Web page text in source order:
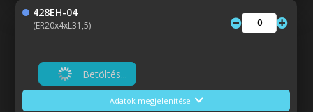
428EH-04
(ER20x4xL31,5)
Betöltés...
Adatok megjelenítése